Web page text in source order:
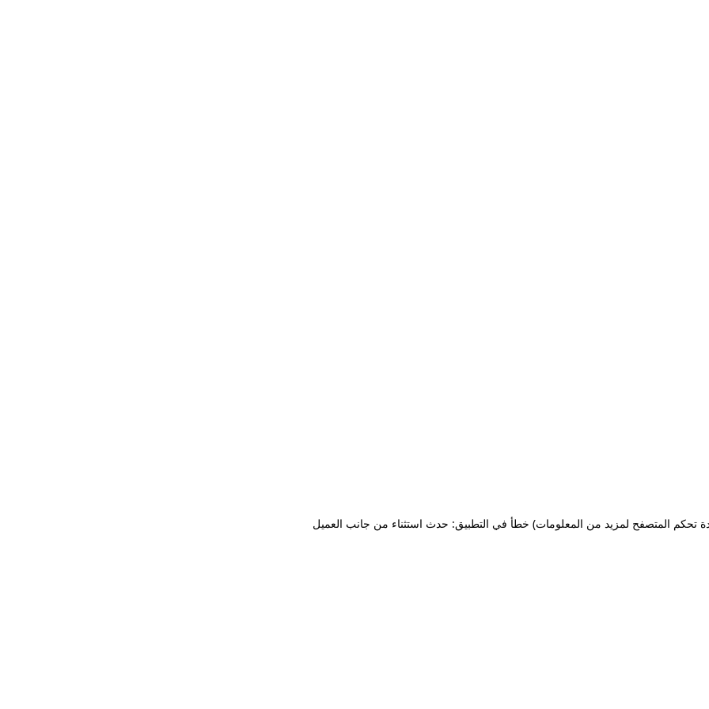
خطأ في التطبيق: حدث استثناء من جانب العميل تحكم المتصفح لمزيد من المعلومات)